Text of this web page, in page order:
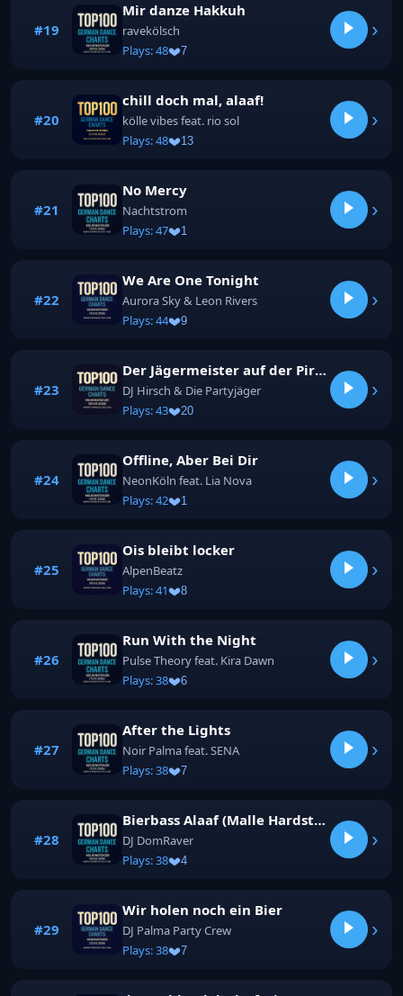
#19
Mir danze Hakkuh
ravekölsch
Plays: 48
7
›
#20
chill doch mal, alaaf!
kölle vibes feat. rio sol
Plays: 48
13
›
#21
No Mercy
Nachtstrom
Plays: 47
1
›
#22
We Are One Tonight
Aurora Sky & Leon Rivers
Plays: 44
9
›
#23
Der Jägermeister auf der Pirsch
DJ Hirsch & Die Partyjäger
Plays: 43
20
›
#24
Offline, Aber Bei Dir
NeonKöln feat. Lia Nova
Plays: 42
1
›
#25
Ois bleibt locker
AlpenBeatz
Plays: 41
8
›
#26
Run With the Night
Pulse Theory feat. Kira Dawn
Plays: 38
6
›
#27
After the Lights
Noir Palma feat. SENA
Plays: 38
7
›
#28
Bierbass Alaaf (Malle Hardstyle)
DJ DomRaver
Plays: 38
4
›
#29
Wir holen noch ein Bier
DJ Palma Party Crew
Plays: 38
7
›